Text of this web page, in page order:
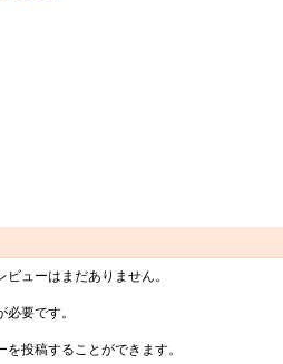
ューはまだありません。
必要です。
投稿することができます。